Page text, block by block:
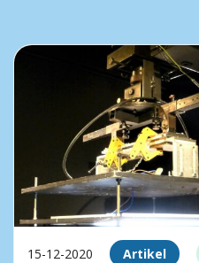
15-12-2020 Artikel